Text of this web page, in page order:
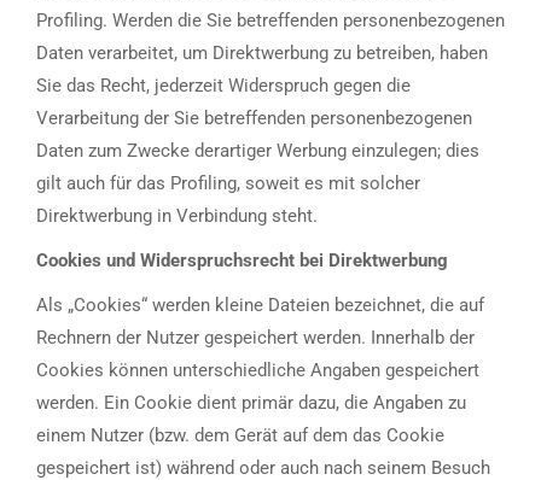
Profiling. Werden die Sie betreffenden personenbezogenen
Daten verarbeitet, um Direktwerbung zu betreiben, haben
Sie das Recht, jederzeit Widerspruch gegen die
Verarbeitung der Sie betreffenden personenbezogenen
Daten zum Zwecke derartiger Werbung einzulegen; dies
gilt auch für das Profiling, soweit es mit solcher
Direktwerbung in Verbindung steht.
Cookies und Widerspruchsrecht bei Direktwerbung
Als „Cookies“ werden kleine Dateien bezeichnet, die auf
Rechnern der Nutzer gespeichert werden. Innerhalb der
Cookies können unterschiedliche Angaben gespeichert
werden. Ein Cookie dient primär dazu, die Angaben zu
einem Nutzer (bzw. dem Gerät auf dem das Cookie
gespeichert ist) während oder auch nach seinem Besuch